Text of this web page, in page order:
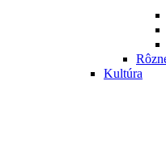
Kultúra